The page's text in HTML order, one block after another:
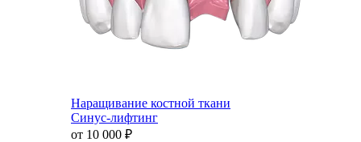
Наращивание костной ткани
Синус-лифтинг
от 10 000 ₽